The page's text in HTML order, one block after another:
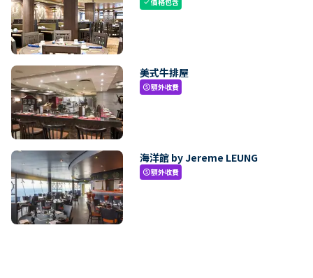
check
美式牛排屋
paid額外收費
海洋館 by Jereme LEUNG
paid額外收費